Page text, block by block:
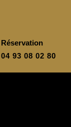
Réservation
04 93 08 02 80